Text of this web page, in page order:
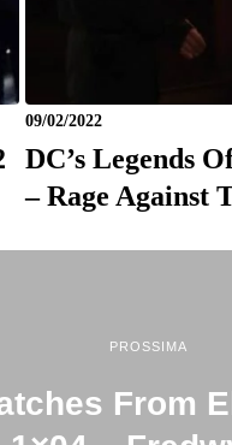
09/02/2022
DC’s Legends
– Rage Against
PROSSIMA
From